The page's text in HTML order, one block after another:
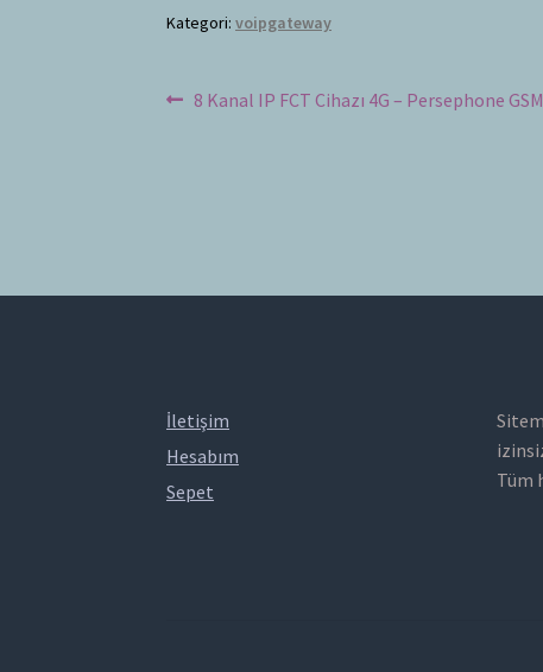
Kategori:voipgateway
Yazı
Önceki
8 Kanal IP FCT Cihazı 4G – Persephone
İletişim
Hesabım
Sepet
Tüm